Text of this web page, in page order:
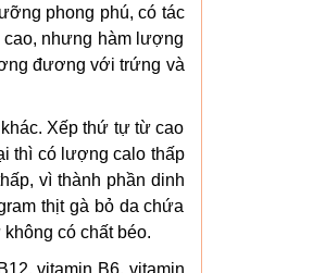
phong phú, có tác
nhưng hàm lượng
đương với trứng và
Xếp thứ tự từ cao
thì có lượng calo thấp
vì thành phần dinh
thịt gà bỏ da chứa
có chất béo.
vitamin B6, vitamin